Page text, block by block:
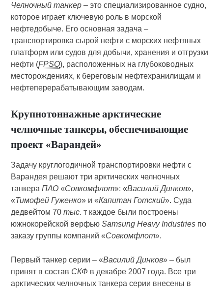
Челночный танкер – это специализированное судно,
которое играет ключевую роль в морской
нефтедобыче. Его основная задача –
транспортировка сырой нефти с морских нефтяных
платформ или судов для добычи, хранения и отгрузки
нефти (FPSO), расположенных на глубоководных
месторождениях, к береговым нефтехранилищам и
нефтеперерабатывающим заводам.
Крупнотоннажные арктические
челночные танкеры, обеспечивающие
проект «Варандей»
Задачу круглогодичной транспортировки нефти с
Варандея решают три арктических челночных
танкераПАО «Совкомфлот»: «Василий Динков»,
«Тимофей Гуженко» и «Капитан Готский». Суда
дедвейтом 70тыс. т каждое были построены
южнокорейской верфьюSamsung Heavy Industries по
заказу группы компаний «Совкомфлот».
Первый танкер серии – «Василий Динков» – был
принят в состав СКФ в декабре 2007 года. Все три
арктических челночных танкера серии внесены в